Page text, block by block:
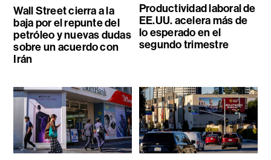
Wall Street cierra a la
baja por el repunte del
petróleo y nuevas dudas
sobre un acuerdo con
Irán
Productividad laboral de
EE.UU. acelera más de
lo esperado en el
segundo trimestre